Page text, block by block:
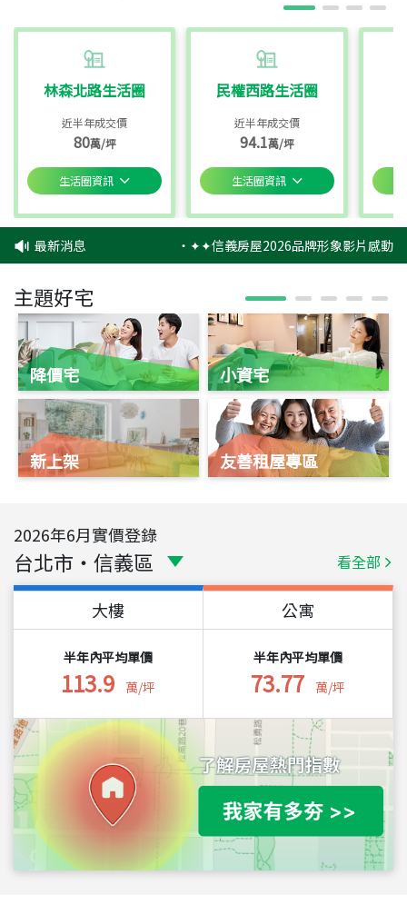
林森北路生活圈
近半年成交價
80萬/坪
生活圈資訊
民權西路生活圈
近半年成交價
94.1萬/坪
生活圈資訊
最新消息 ‧✦✦信義房屋2026品牌形象影片感動
主題好宅
降價宅
新上架
小資宅
友善租屋專區
2026年6月實價登錄
台北市 ・ 信義區 看全部
大樓
半年內平均單價
113.9 萬/坪
公寓
半年內平均單價
73.77 萬/坪